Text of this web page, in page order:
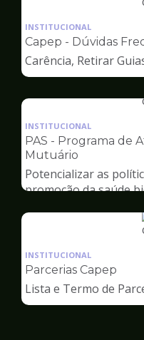
INSTITUCIONAL
Capep - Dúvidas
Carência, Retirar
INSTITUCIONAL
PAS - Programa de
Mutuário
Potencializar as
promoção da saúde
INSTITUCIONAL
Parcerias Capep
Lista e Termo de